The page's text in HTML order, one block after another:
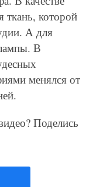
ткань, которой
А для
В
менялся от
Поделись